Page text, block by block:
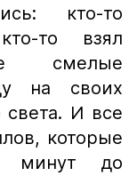
кто-то
то взял
смелые
на своих
света. И все
которые
минут до